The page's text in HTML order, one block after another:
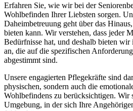
Erfahren Sie, wie wir bei der
Wohlbefinden Ihrer Liebsten sorgen.
Daheimbetreuung geht über das
bieten kann. Wir verstehen, dass jeder
Bedürfnisse hat, und deshalb bieten
an, die auf die spezifischen
abgestimmt sind.
Unsere engagierten Pflegekräfte sind
physischen, sondern auch die
Wohlbefindens zu berücksichtigen. Wir
Umgebung, in der sich Ihre